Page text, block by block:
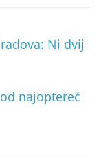
Ni dvij
najoptereć